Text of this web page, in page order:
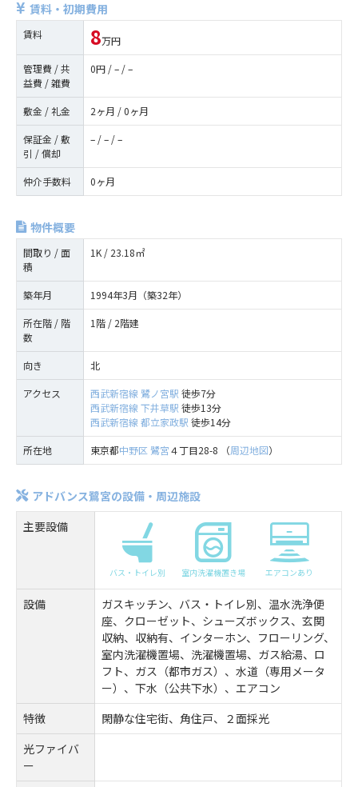
賃料・初期費用
賃料 8万円
管理費 / 共
益費 / 雑費
0円 / – / –
敷金 / 礼金 2ヶ月 / 0ヶ月
保証金 / 敷
引 / 償却
– / – / –
仲介手数料 0ヶ月
物件概要
間取り / 面
積
1K / 23.18㎡
築年月 1994年3月（築32年）
所在階 / 階
数
1階 / 2階建
向き 北
アクセス 西武新宿線 鷺ノ宮駅 徒歩7分
西武新宿線 下井草駅 徒歩13分
西武新宿線 都立家政駅 徒歩14分
所在地 東京都中野区 鷺宮４丁目28-8 （周辺地図）
アドバンス鷺宮の設備・周辺施設
主要設備
バス・トイレ別 室内洗濯機置き場 エアコンあり
設備
ガスキッチン、バス・トイレ別、温水洗浄便
座、クローゼット、シューズボックス、玄関
収納、収納有、インターホン、フローリング、
室内洗濯機置場、洗濯機置場、ガス給湯、ロ
フト、ガス（都市ガス）、水道（専用メータ
ー）、下水（公共下水）、エアコン
特徴
閑静な住宅街、角住戸、２面採光
光ファイバ
ー